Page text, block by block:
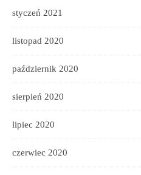
styczeń 2021
listopad 2020
październik 2020
sierpień 2020
lipiec 2020
czerwiec 2020